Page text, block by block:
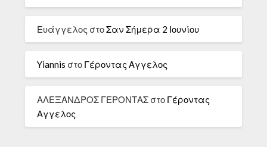
Ευάγγελος στοΣαν Σήμερα 2 Ιουνίου
Yiannis στο Γέροντας Αγγελος
ΑΛΕΞΑΝΔΡΟΣ ΓΕΡΟΝΤΑΣ στο Γέροντας
Αγγελος